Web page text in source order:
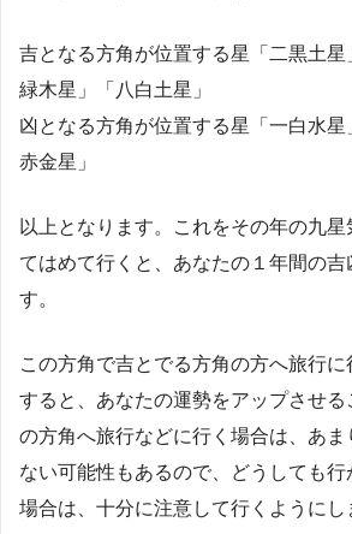
吉となる方角が位置する星「二黒土星
緑木星」「八白土星」
凶となる方角が位置する星「一白水
赤金星」
以上となります。これをその年の九
てはめて行くと、あなたの１年間の吉
す。
この方角で吉とでる方角の方へ旅行
すると、あなたの運勢をアップさせ
の方角へ旅行などに行く場合は、あま
ない可能性もあるので、どうしても
場合は、十分に注意して行くようにし